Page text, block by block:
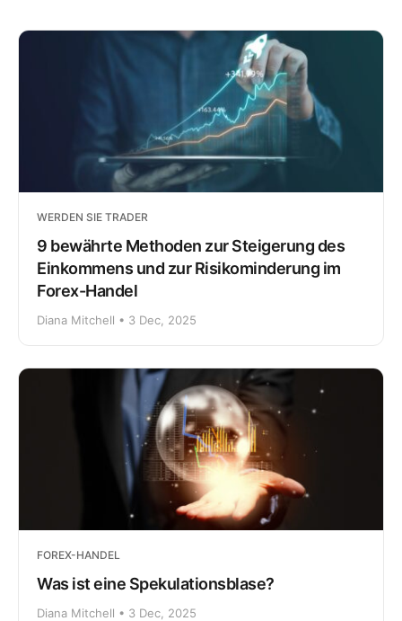
WERDEN SIE TRADER
9 bewährte Methoden zur Steigerung des
Einkommens und zur Risikominderung im
Forex-Handel
Diana Mitchell • 3 Dec, 2025
FOREX-HANDEL
Was ist eine Spekulationsblase?
Diana Mitchell • 3 Dec, 2025